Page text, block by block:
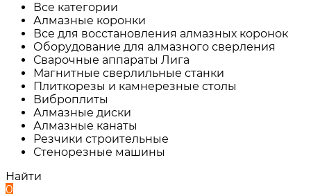
Все категории
Алмазные коронки
Все для восстановления алмазных коронок
Оборудование для алмазного сверления
Сварочные аппараты Лига
Магнитные сверлильные станки
Плиткорезы и камнерезные столы
Виброплиты
Алмазные диски
Алмазные канаты
Резчики строительные
Стенорезные машины
Найти
0